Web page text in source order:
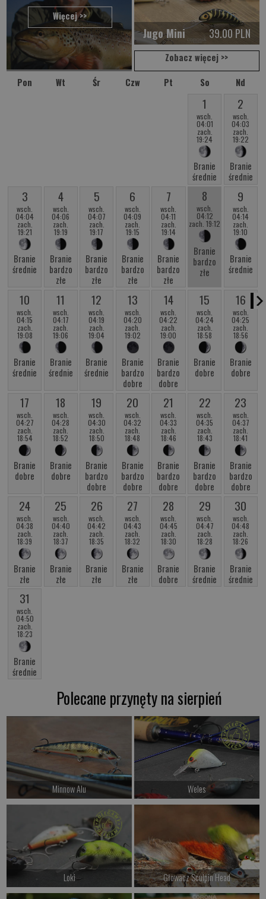
Więcej >>
Jugo Mini 39.00 PLN
Zobacz więcej >>
Pon
Wt Śr Czw Pt So Nd
1
wsch.
04:01
zach.
19:24
Branie
średnie
2
wsch.
04:03
zach.
19:22
Branie
średnie
3
wsch.
04:04
zach.
19:21
Branie
średnie
4
wsch.
04:06
zach.
19:19
Branie
bardzo
złe
5
wsch.
04:07
zach.
19:17
Branie
bardzo
złe
6
wsch.
04:09
zach.
19:15
Branie
bardzo
złe
7
wsch.
04:11
zach.
19:14
Branie
bardzo
złe
8
wsch.
04:12
zach. 19:12
Branie
bardzo
złe
9
wsch.
04:14
zach.
19:10
Branie
średnie
10
wsch.
04:15
zach.
19:08
Branie
średnie
11
wsch.
04:17
zach.
19:06
Branie
średnie
12
wsch.
04:19
zach.
19:04
Branie
średnie
13
wsch.
04:20
zach.
19:02
Branie
bardzo
dobre
14
wsch.
04:22
zach.
19:00
Branie
bardzo
dobre
15
wsch.
04:24
zach.
18:58
Branie
dobre
16
wsch.
04:25
zach.
18:56
Branie
dobre
17
wsch.
04:27
zach.
18:54
Branie
dobre
18
wsch.
04:28
zach.
18:52
Branie
dobre
19
wsch.
04:30
zach.
18:50
Branie
bardzo
dobre
20
wsch.
04:32
zach.
18:48
Branie
bardzo
dobre
21
wsch.
04:33
zach.
18:46
Branie
bardzo
dobre
22
wsch.
04:35
zach.
18:43
Branie
bardzo
dobre
23
wsch.
04:37
zach.
18:41
Branie
bardzo
dobre
24
wsch.
04:38
zach.
18:39
Branie
złe
25
wsch.
04:40
zach.
18:37
Branie
złe
26
wsch.
04:42
zach.
18:35
Branie
złe
27
wsch.
04:43
zach.
18:32
Branie
złe
28
wsch.
04:45
zach.
18:30
Branie
dobre
29
wsch.
04:47
zach.
18:28
Branie
średnie
30
wsch.
04:48
zach.
18:26
Branie
średnie
31
wsch.
04:50
zach.
18:23
Branie
średnie
Polecane przynęty na sierpień
Minnow Alu
od 54.00 PLN
Kup teraz >
Weles
od 44.00 PLN
Kup teraz >
Loki
od 46.00 PLN
Głowacz Sculpin Head
od 17.00 PLN